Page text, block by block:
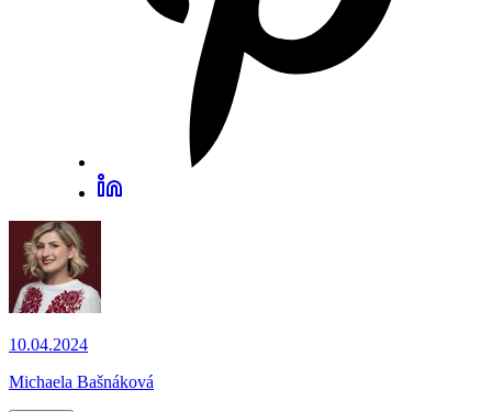
10.04.2024
Michaela Bašnáková